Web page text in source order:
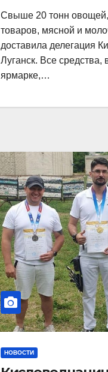
Свыше 20 тонн
товаров, мясной и
доставила делегация
Луганск. Все
ярмарке,…
НОВОСТИ